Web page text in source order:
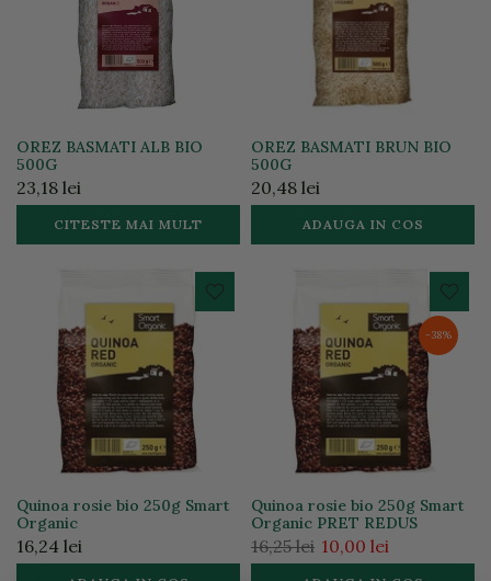
OREZ BASMATI ALB BIO
500G
23,18 lei
CITESTE MAI MULT
OREZ BASMATI BRUN BIO
500G
20,48 lei
ADAUGA IN COS
Quinoa rosie bio 250g Smart
Organic
16,24 lei
-38%
Quinoa rosie bio 250g Smart
Organic PRET REDUS
16,25 lei 10,00 lei